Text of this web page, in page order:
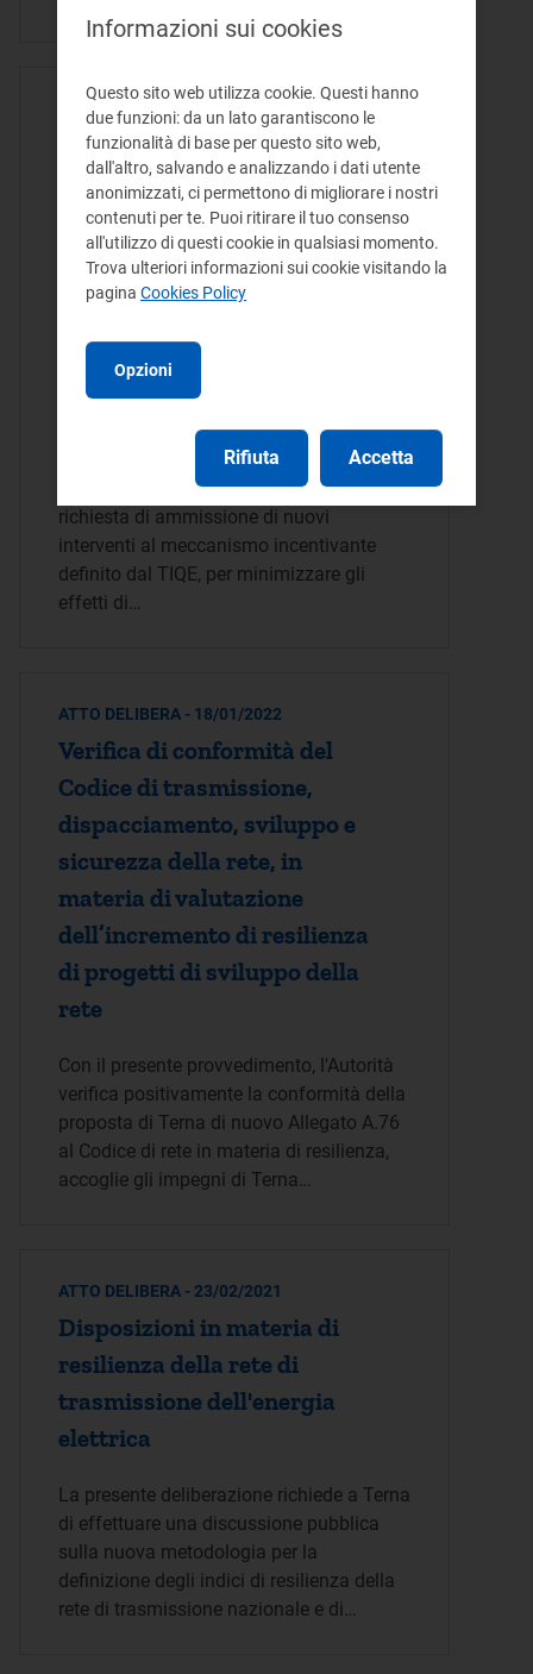
ATTO DELIBERA - 28/06/2022
Aggiornamento del termine
per la richiesta di
ammissione degli interventi
di incremento della
resilienza delle reti
relativo meccanismo
incentivante
Il provvedimento dispone la proroga al 30
settembre 2022 della scadenza per la
richiesta di ammissione di nuovi
interventi al meccanismo incentivante
definito dal TIQE, per minimizzare gli
effetti di…
ATTO DELIBERA - 18/01/2022
Verifica di conformità del
Codice di trasmissione,
dispacciamento, sviluppo e
sicurezza della rete, in
materia di valutazione
dell’incremento di resilienza
di progetti di sviluppo della
rete
Con il presente provvedimento, l'Autorità
verifica positivamente la conformità della
proposta di Terna di nuovo Allegato A.76
al Codice di rete in materia di resilienza,
accoglie gli impegni di Terna…
ATTO DELIBERA - 23/02/2021
Disposizioni in materia di
resilienza della rete di
trasmissione dell'energia
elettrica
La presente deliberazione richiede a Terna
di effettuare una discussione pubblica
sulla nuova metodologia per la
definizione degli indici di resilienza della
rete di trasmissione nazionale e di…
Informazioni sui cookies
Questo sito web utilizza cookie. Questi hanno
due funzioni: da un lato garantiscono le
funzionalità di base per questo sito web,
dall'altro, salvando e analizzando i dati utente
anonimizzati, ci permettono di migliorare i nostri
contenuti per te. Puoi ritirare il tuo consenso
all'utilizzo di questi cookie in qualsiasi momento.
Trova ulteriori informazioni sui cookie visitando la
pagina Cookies Policy
Opzioni
Rifiuta Accetta